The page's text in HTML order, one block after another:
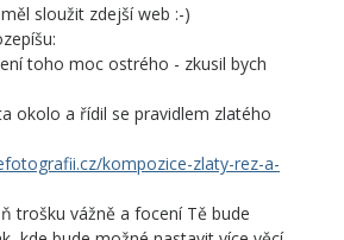
sloužit zdejší web :-)
toho moc ostrého - zkusil bych
okolo a řídil se pravidlem zlatého
kompozice-zlaty-rez-a-
trošku vážně a focení Tě bude